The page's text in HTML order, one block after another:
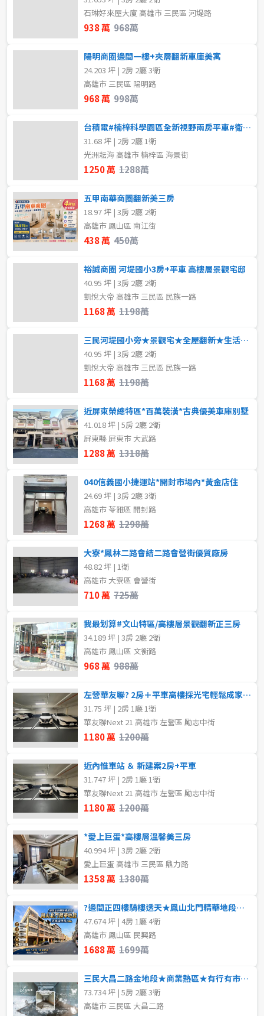
石琳好來屋大廈 高雄市 三民區 河堤路
938 萬 968萬
陽明商圈邊間一樓+夾層翻新車庫美寓
24.203 坪 | 2房 2廳 3衛
高雄市 三民區 陽明路
968 萬 998萬
台積電#楠梓科學園區全新視野兩房平車#衛浴開窗
31.68 坪 | 2房 2廳 1衛
光洲耘海 高雄市 楠梓區 海景街
1250 萬 1288萬
五甲南華商圈翻新美三房
18.97 坪 | 3房 2廳 2衛
高雄市 鳳山區 南江街
438 萬 450萬
裕誠商圈 河堤國小3房+平車 高樓層景觀宅邸
40.95 坪 | 3房 2廳 2衛
凱悅大帝 高雄市 三民區 民族一路
1168 萬 1198萬
三民河堤國小旁★景觀宅★全屋翻新★生活機能完善
40.95 坪 | 3房 2廳 2衛
凱悅大帝 高雄市 三民區 民族一路
1168 萬 1198萬
近屏東榮總特區*百萬裝潢*古典優美車庫別墅
41.018 坪 | 5房 2廳 2衛
屏東縣 屏東市 大武路
1288 萬 1318萬
040信義國小捷運站*開封市場內*黃金店住
24.69 坪 | 3房 2廳 3衛
高雄市 苓雅區 開封路
1268 萬 1298萬
大寮*鳳林二路會結二路會營街優質廠房
48.82 坪 | 1衛
高雄市 大寮區 會營街
710 萬 725萬
我最划算#文山特區/高樓層景觀翻新正三房
34.189 坪 | 3房 2廳 2衛
高雄市 鳳山區 文衡路
968 萬 988萬
左營華友聯? 2房＋平車高樓採光宅輕鬆成家首選
31.75 坪 | 2房 1廳 1衛
華友聯Next 21 高雄市 左營區 勵志中街
1180 萬 1200萬
近內惟車站 ＆ 新建案2房+平車
31.747 坪 | 2房 1廳 1衛
華友聯Next 21 高雄市 左營區 勵志中街
1180 萬 1200萬
*愛上巨蛋*高樓層溫馨美三房
40.994 坪 | 3房 2廳 2衛
愛上巨蛋 高雄市 三民區 鼎力路
1358 萬 1380萬
?邊間正四樓騎樓透天★鳳山北門精華地段★近鳳山車站
47.674 坪 | 4房 1廳 4衛
高雄市 鳳山區 民興路
1688 萬 1699萬
三民大昌二路金地段★商業熱區★有行有市店面釋出
73.734 坪 | 5房 2廳 3衛
高雄市 三民區 大昌二路